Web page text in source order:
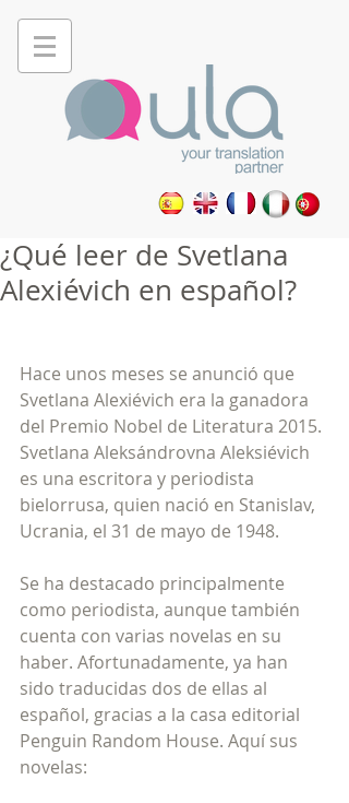
¿Qué leer de Svetlana
Alexiévich en español?
Hace unos meses se anunció que
Svetlana Alexiévich era la ganadora
del Premio Nobel de Literatura 2015.
Svetlana Aleksándrovna Aleksiévich
es una escritora y periodista
bielorrusa, quien nació en Stanislav,
Ucrania, el 31 de mayo de 1948.
Se ha destacado principalmente
como periodista, aunque también
cuenta con varias novelas en su
haber. Afortunadamente, ya han
sido traducidas dos de ellas al
español, gracias a la casa editorial
Penguin Random House. Aquí sus
novelas: